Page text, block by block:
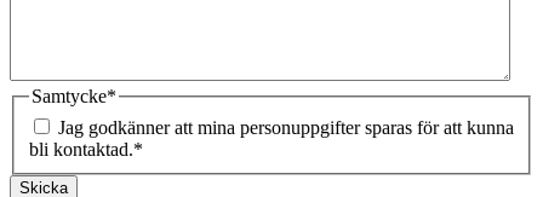
Samtycke*
Jag godkänner att mina personuppgifter sparas för att kunna
bli kontaktad.*
Skicka